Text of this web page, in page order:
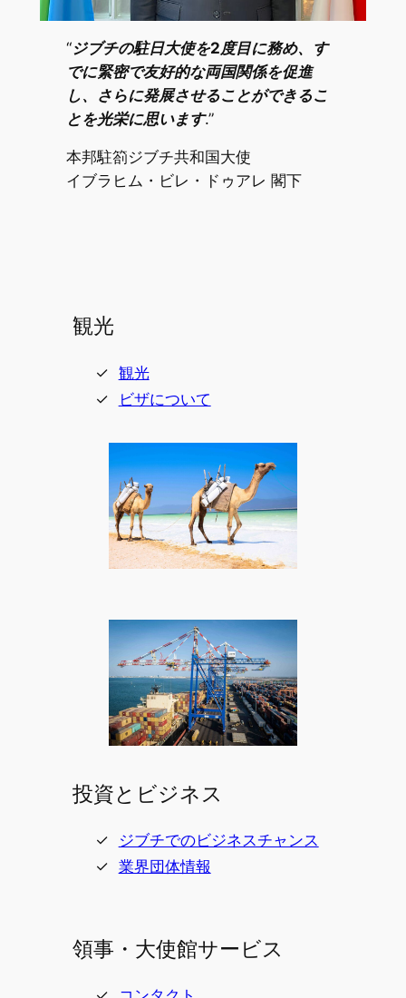
“ジブチの駐日大使を2度目に務め、す
でに緊密で友好的な両国関係を促進
し、さらに発展させることができるこ
とを光栄に思います.”
本邦駐箚ジブチ共和国大使
イブラヒム・ビレ・ドゥアレ 閣下
観光
観光
ビザについて
投資とビジネス
ジブチでのビジネスチャンス
業界団体情報
領事・大使館サービス